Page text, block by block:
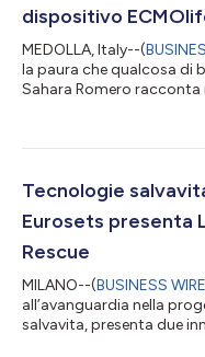
dispositivo
MEDOLLA, Italy--(
la paura che qualcosa di
Sahara Romero
in cui competenze
destino. Sahara convive
preadolescenza. I primi
Tecnologie
Eurosets presenta
Rescue
MILANO--(BUSINESS WIRE
all’avanguardia nella
salvavita, presenta due